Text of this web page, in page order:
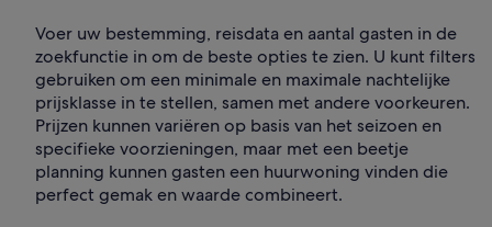
Voer uw bestemming, reisdata en aantal gasten in de
zoekfunctie in om de beste opties te zien. U kunt filters
gebruiken om een minimale en maximale nachtelijke
prijsklasse in te stellen, samen met andere voorkeuren.
Prijzen kunnen variëren op basis van het seizoen en
specifieke voorzieningen, maar met een beetje
planning kunnen gasten een huurwoning vinden die
perfect gemak en waarde combineert.